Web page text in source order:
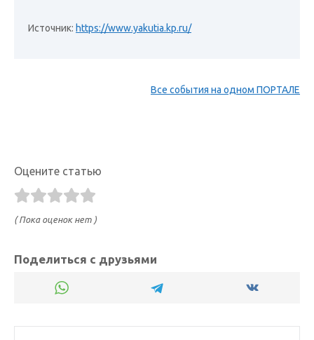
Источник: https://www.yakutia.kp.ru/
Все события на одном ПОРТАЛЕ
Оцените статью
( Пока оценок нет )
Поделиться с друзьями